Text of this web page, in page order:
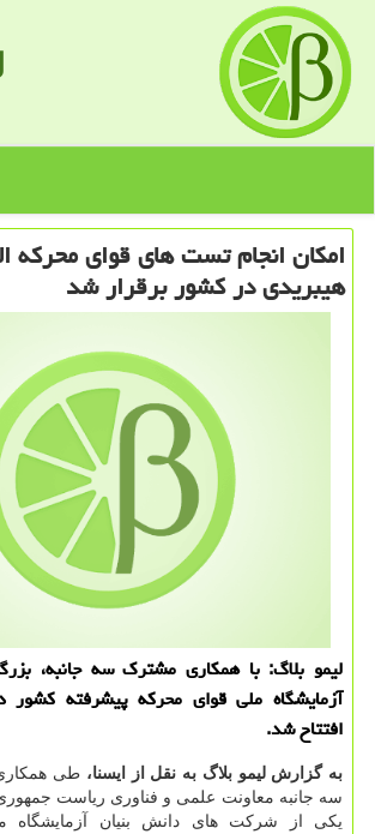
امكان انجام تست های قوای محركه
هیبریدی در كشور برقرار شد
لیمو بلاگ: با همکاری مشترک سه جانبه،
آزمایشگاه ملی قوای محرکه پیشرفته کشور
افتتاح شد.
به گزارش لیمو بلاگ به نقل از ایسنا، طی
سه جانبه معاونت علمی و فناوری ریاست
یکی از شرکت های دانش بنیان آزمایشگاه